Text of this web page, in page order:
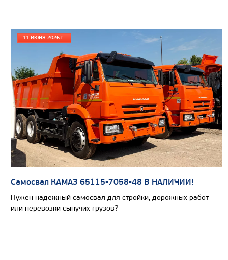
САМОСВАЛ КАМАЗ-65802
11 ИЮНЯ 2026 Г.
Самосвал КАМАЗ 65115-7058-48 В НАЛИЧИИ!
Нужен надежный самосвал для стройки, дорожных работ
или перевозки сыпучих грузов?